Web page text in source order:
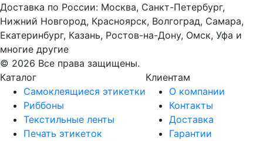
Доставка по России: Москва, Санкт-Петербург,
Нижний Новгород, Красноярск, Волгоград, Самара,
Екатеринбург, Казань, Ростов-на-Дону, Омск, Уфа и
многие другие
© 2026 Все права защищены.
Каталог
Самоклеящиеся этикетки
Риббоны
Текстильные ленты
Печать этикеток
Клиентам
О компании
Контакты
Доставка
Гарантии